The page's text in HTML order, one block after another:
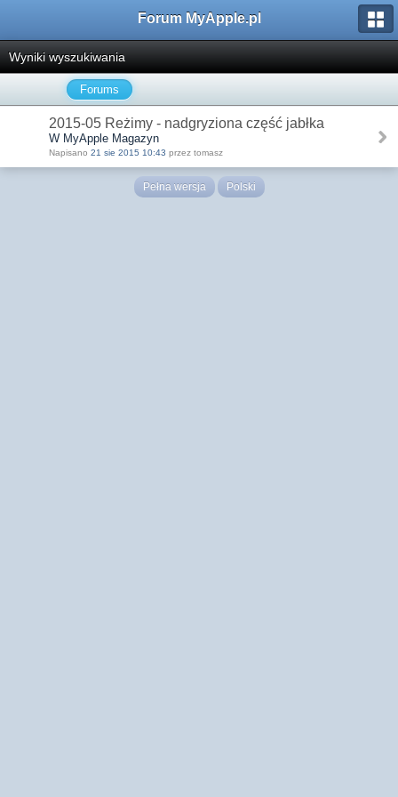
Forum MyApple.pl
Wyniki wyszukiwania
Forums
2015-05 Reżimy - nadgryziona część jabłka
W MyApple Magazyn
Napisano 21 sie 2015 10:43 przez tomasz
Pełna wersja Polski